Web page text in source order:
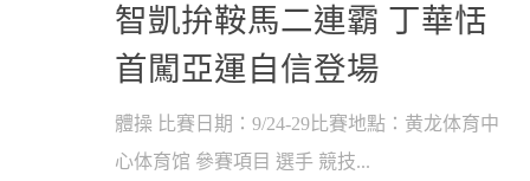
智凱拚鞍馬二連霸 丁華恬
首闖亞運自信登場
體操 比賽日期：9/24-29比賽地點：黄龙体育中
心体育馆 參賽項目 選手 競技...